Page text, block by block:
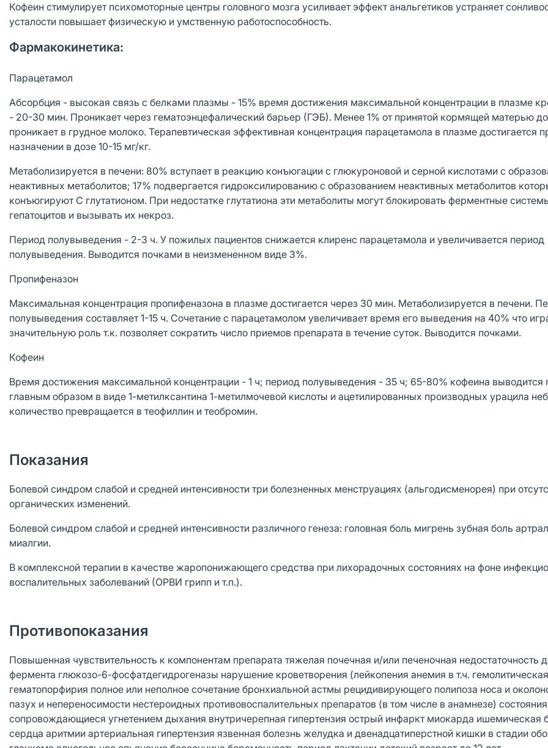
Кофеин стимулирует психомоторные центры головного мозга усиливает эффект анальгетиков устраняет
усталости повышает физическую и умственную работоспособность.
Фармакокинетика:
Парацетамол
Абсорбция - высокая связь с белками плазмы - 15% время достижения максимальной концентрации в плазме
- 20-30 мин. Проникает через гематоэнцефалический барьер (ГЭБ). Менее 1% от принятой кормящей матерью
проникает в грудное молоко. Терапевтическая эффективная концентрация парацетамола в плазме достигается
назначении в дозе 10-15 мг/кг.
Метаболизируется в печени: 80% вступает в реакцию конъюгации с глюкуроновой и серной кислотами с
неактивных метаболитов; 17% подвергается гидроксилированию с образованием неактивных метаболитов
конъюгируют С глутатионом. При недостатке глутатиона эти метаболиты могут блокировать ферментные
гепатоцитов и вызывать их некроз.
Период полувыведения - 2-3 ч. У пожилых пациентов снижается клиренс парацетамола и увеличивается период
полувыведения. Выводится почками в неизмененном виде 3%.
Пропифеназон
Максимальная концентрация пропифеназона в плазме достигается через 30 мин. Метаболизируется в печени.
полувыведения составляет 1-15 ч. Сочетание с парацетамолом увеличивает время его выведения на 40% что
значительную роль т.к. позволяет сократить число приемов препарата в течение суток. Выводится почками.
Кофеин
Время достижения максимальной концентрации - 1 ч; период полувыведения - 35 ч; 65-80% кофеина выводится
главным образом в виде 1-метилксантина 1-метилмочевой кислоты и ацетилированных производных урацила
количество превращается в теофиллин и теобромин.
Показания
Болевой синдром слабой и средней интенсивности три болезненных менструациях (альгодисменорея) при
органических изменений.
Болевой синдром слабой и средней интенсивности различного генеза: головная боль мигрень зубная боль
миалгии.
В комплексной терапии в качестве жаропонижающего средства при лихорадочных состояниях на фоне
воспалительных заболеваний (ОРВИ грипп и т.п.).
Противопоказания
Повышенная чувствительность к компонентам препарата тяжелая почечная и/или печеночная недостаточность
фермента глюкозо-6-фосфатдегидрогеназы нарушение кроветворения (лейкопения анемия в т.ч.
гематопорфирия полное или неполное сочетание бронхиальной астмы рецидивирующего полипоза носа и
пазух и непереносимости нестероидных противовоспалительных препаратов (в том числе в анамнезе) состояния
сопровождающиеся угнетением дыхания внутричерепная гипертензия острый инфаркт миокарда ишемическая
сердца аритмии артериальная гипертензия язвенная болезнь желудка и двенадцатиперстной кишки в стадии